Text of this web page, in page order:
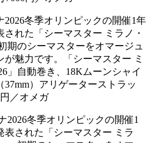
2026冬季オリンピックの開催1
表された「シーマスター ミラ